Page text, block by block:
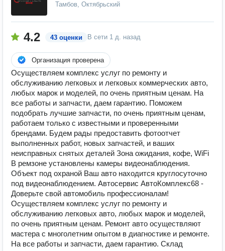
Тамбов, Октябрьский
4.2 43 оценки В сети 1 д. назад
Организация проверена
Осуществляем комплекс услуг по ремонту и
обслуживанию легковых и легковых коммерческих авто,
любых марок и моделей, по очень приятным ценам. На
все работы и запчасти, даем гарантию. Поможем
подобрать лучшие запчасти, по очень приятным ценам,
работаем только с известными и проверенными
брендами. Будем рады предоставить фотоотчет
выполненных работ, новых запчастей, и ваших
неисправных снятых деталей Зона ожидания, кофе, WiFi
В ремзоне установлены камеры видеонаблюдения.
Объект под охраной Ваш авто находится круглосуточно
под видеонаблюдением. Автосервис АвтоКомплекс68 -
Доверьте свой автомобиль профессионалам!
Осуществляем комплекс услуг по ремонту и
обслуживанию легковых авто, любых марок и моделей,
по очень приятным ценам. Ремонт авто осуществляют
мастера с многолетним опытом в диагностике и ремонте.
На все работы и запчасти, даем гарантию. Склад